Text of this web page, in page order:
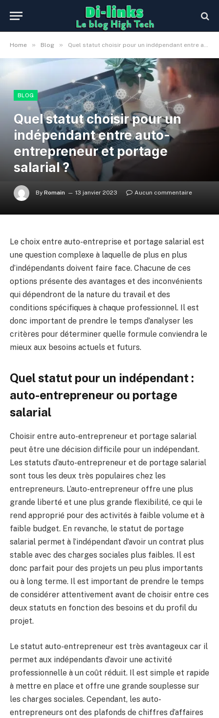
Home » Blog » Quel statut choisir pour un indépendant entre auto-entrepreneur et portage salarial ?
BLOG
Quel statut choisir pour un
indépendant entre auto-
entrepreneur et portage
salarial ?
By Romain 13 janvier 2023 Aucun commentaire
Le choix entre auto-entreprise et portage salarial est
une question complexe à laquelle de plus en plus
d’indépendants doivent faire face. Chacune de ces
options présente des avantages et des inconvénients
qui dépendront de la nature du travail et des
conditions spécifiques à chaque professionnel. Il est
donc important de prendre le temps d’analyser les
critères pour déterminer quelle formule conviendra le
mieux aux besoins actuels et futurs.
Quel statut pour un indépendant :
auto-entrepreneur ou portage
salarial
Choisir entre auto-entrepreneur et portage salarial
peut être une décision difficile pour un indépendant.
Les statuts d’auto-entrepreneur et de portage salarial
sont tous les deux très populaires chez les
entrepreneurs. L’auto-entrepreneur offre une plus
grande liberté et une plus grande flexibilité, ce qui le
rend approprié pour des activités à faible volume et à
faible budget. En revanche, le statut de portage
salarial permet à l’indépendant d’avoir un contrat plus
stable avec des charges sociales plus faibles. Il est
donc parfait pour des projets un peu plus importants
ou à long terme. Il est important de prendre le temps
de considérer attentivement avant de choisir entre ces
deux statuts en fonction des besoins et du profil du
projet.
Le statut auto-entrepreneur est très avantageux car il
permet aux indépendants d’avoir une activité
professionnelle à un coût réduit. Il est simple et rapide
à mettre en place et offre une grande souplesse sur
les charges sociales. Cependant, les auto-
entrepreneurs ont des plafonds de chiffres d’affaires